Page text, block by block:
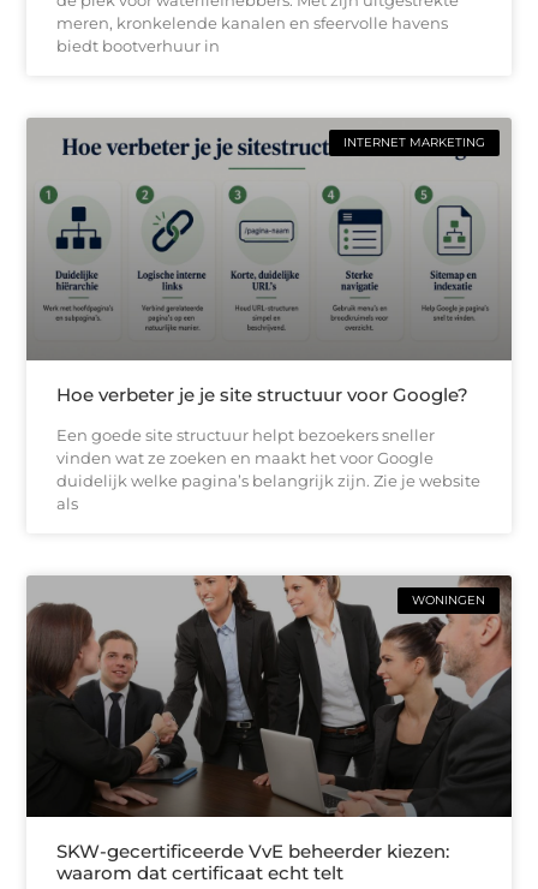
meren, kronkelende kanalen en sfeervolle havens
biedt bootverhuur in
INTERNET MARKETING
Hoe verbeter je je site structuur voor Google?
Een goede site structuur helpt bezoekers sneller
vinden wat ze zoeken en maakt het voor Google
duidelijk welke pagina’s belangrijk zijn. Zie je website
als
WONINGEN
SKW-gecertificeerde VvE beheerder kiezen:
waarom dat certificaat echt telt